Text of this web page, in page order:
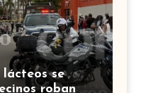
se
roban